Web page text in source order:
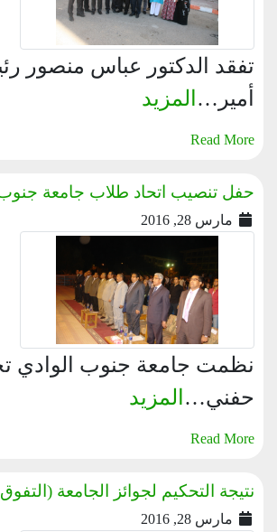
تفقد الدكتور عباس منصور
أمير… المزيد
Read More
حفل تنصيب اتحاد طلاب جامعة جنوب
مارس 28, 2016
نظمت جامعة جنوب الوادي
حفني… المزيد
Read More
نتيجة التحكيم لجوائز الجامعة
مارس 28, 2016